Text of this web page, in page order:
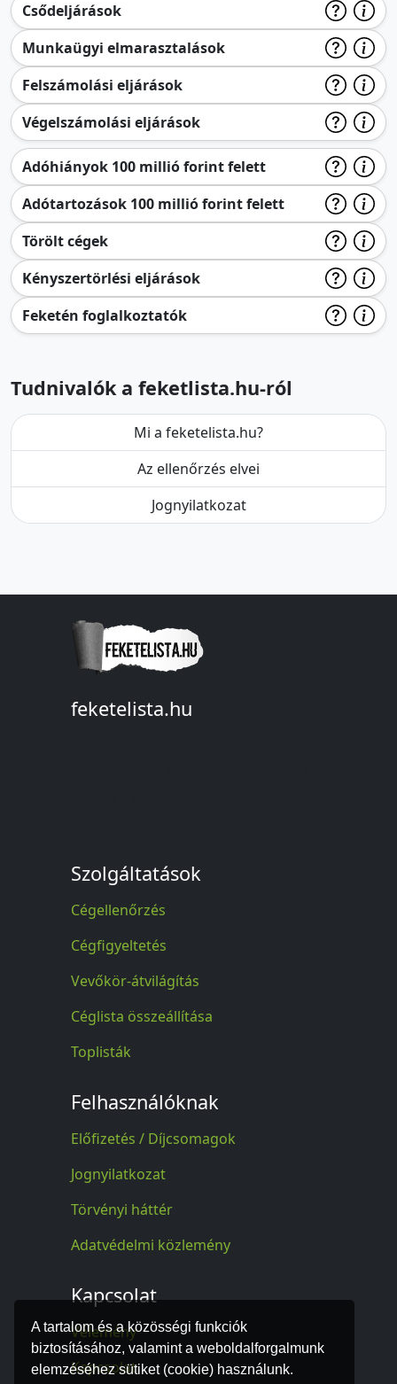
A tartalom és a közösségi funkciók
biztosításához, valamint a weboldalforgalmunk
elemzéséhez sütiket (cookie) használunk.
Csődeljárások
Munkaügyi elmarasztalások
Felszámolási eljárások
Végelszámolási eljárások
Adóhiányok 100 millió forint felett
Adótartozások 100 millió forint felett
Törölt cégek
Kényszertörlési eljárások
Feketén foglalkoztatók
Tudnivalók a feketlista.hu-ról
Mi a feketelista.hu?
Az ellenőrzés elvei
Jognyilatkozat
feketelista.hu
Szolgáltatások
Cégellenőrzés
Cégfigyeltetés
Vevőkör-átvilágítás
Céglista összeállítása
Toplisták
Felhasználóknak
Előfizetés / Díjcsomagok
Jognyilatkozat
Törvényi háttér
Adatvédelmi közlemény
Kapcsolat
Vélemény
Kapcsolat